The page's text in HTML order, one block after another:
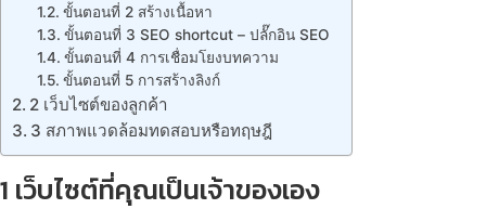
ขั้นตอนที่ 2 สร้างเนื้อหา
ขั้นตอนที่ 3 SEO shortcut – ปลั๊กอิน SEO
ขั้นตอนที่ 4 การเชื่อมโยงบทความ
ขั้นตอนที่ 5 การสร้างลิงก์
2 เว็บไซต์ของลูกค้า
3 สภาพแวดล้อมทดสอบหรือทฤษฎี
1 เว็บไซต์ที่คุณเป็นเจ้าของเอง